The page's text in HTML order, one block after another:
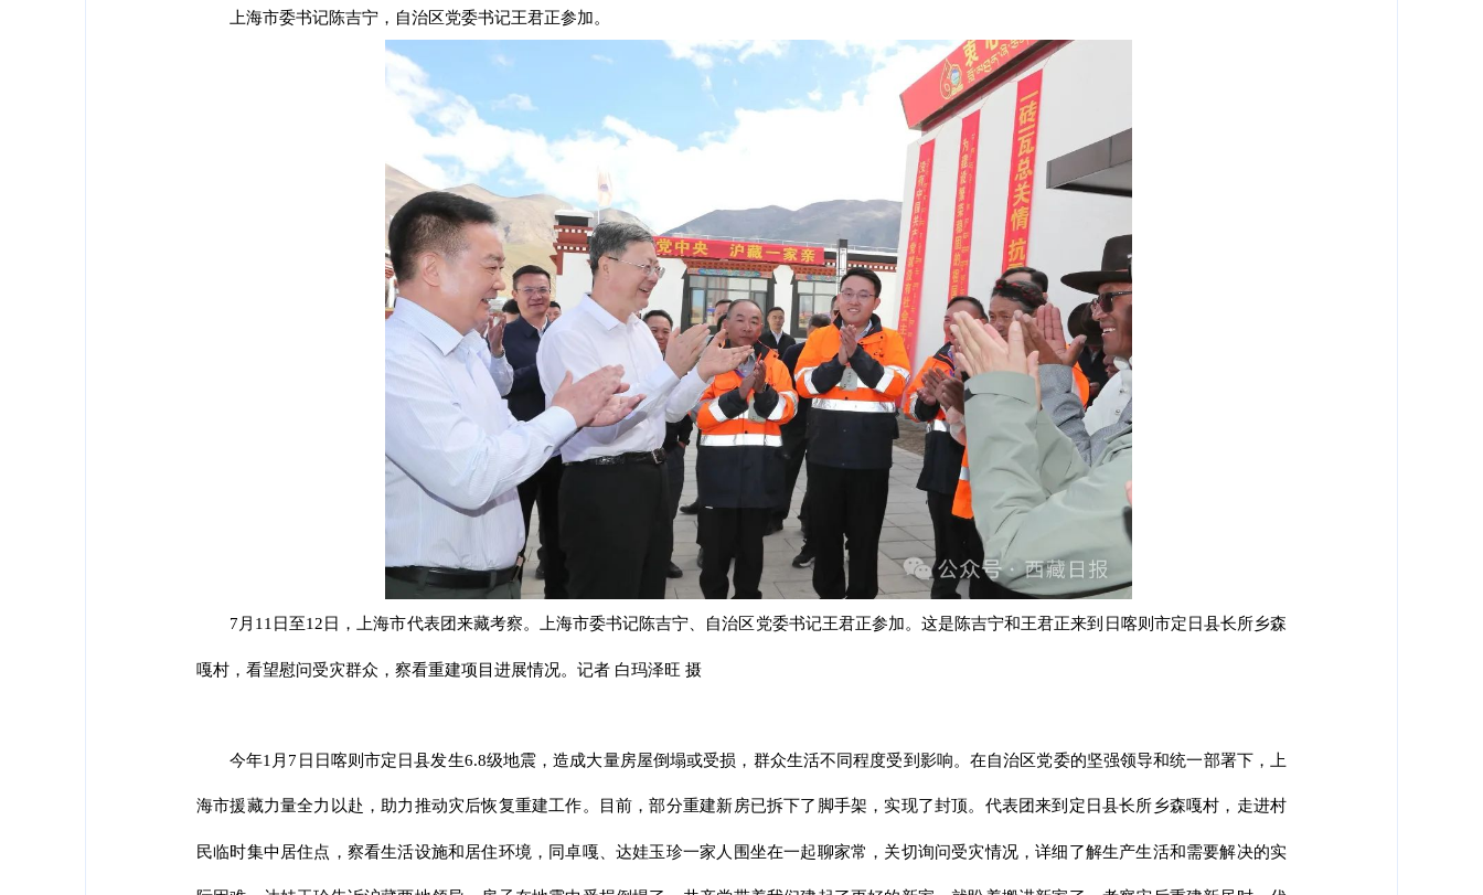
上海市委书记陈吉宁，自治区党委书记王君正参加。
7月11日至12日，上海市代表团来藏考察。上海市委书记陈吉宁、自治区党委书记王君正参加。这是陈吉宁和王君正来到日喀则市定日县长所乡森
嘎村，看望慰问受灾群众，察看重建项目进展情况。记者 白玛泽旺 摄
今年1月7日日喀则市定日县发生6.8级地震，造成大量房屋倒塌或受损，群众生活不同程度受到影响。在自治区党委的坚强领导和统一部署下，上
海市援藏力量全力以赴，助力推动灾后恢复重建工作。目前，部分重建新房已拆下了脚手架，实现了封顶。代表团来到定日县长所乡森嘎村，走进村
民临时集中居住点，察看生活设施和居住环境，同卓嘎、达娃玉珍一家人围坐在一起聊家常，关切询问受灾情况，详细了解生产生活和需要解决的实